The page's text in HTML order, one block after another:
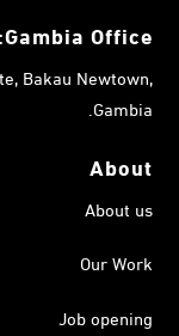
Gambia Office:
Bakau Newtown,
Gambia.
About
About us
Our Work
Job opening